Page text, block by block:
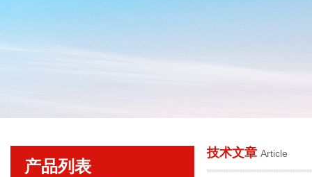
产品列表
技术文章 Article